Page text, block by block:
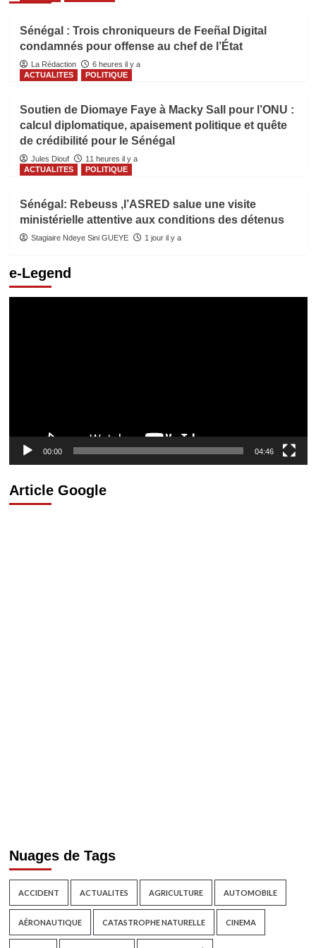
Sénégal : Trois chroniqueurs de Feeñal Digital
condamnés pour offense au chef de l’État
La Rédaction
6 heures il y a
ACTUALITES
POLITIQUE
Soutien de Diomaye Faye à Macky Sall pour l’ONU :
calcul diplomatique, apaisement politique et quête
de crédibilité pour le Sénégal
Jules Diouf
11 heures il y a
ACTUALITES
POLITIQUE
Sénégal: Rebeuss ,l’ASRED salue une visite
ministérielle attentive aux conditions des détenus
Stagiaire Ndeye Sini GUEYE 1 jour il y a
e-Legend
00:00 04:46
Article Google
Nuages de Tags
ACCIDENT ACTUALITES AGRICULTURE AUTOMOBILE
AÉRONAUTIQUE CATASTROPHE NATURELLE CINEMA